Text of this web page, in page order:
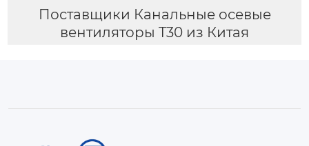
Поставщики Канальные осевые
вентиляторы T30 из Китая